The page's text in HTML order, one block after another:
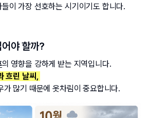
이 가장 선호하는 시기이기도 합니다.
야 할까?
의 영향을 강하게 받는 지역입니다.
흐린 날씨,
가 많기 때문에 옷차림이 중요합니다.